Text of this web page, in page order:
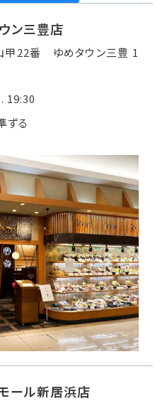
ン三豊店
甲22番 ゆめタウン三豊 1
19:30
ずる
ール新居浜店